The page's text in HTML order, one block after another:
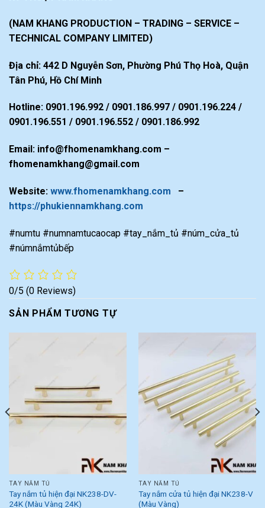
(NAM KHANG PRODUCTION – TRADING – SERVICE –
TECHNICAL COMPANY LIMITED)
Địa chỉ: 442 D Nguyễn Sơn, Phường Phú Thọ Hoà, Quận
Tân Phú, Hồ Chí Minh
Hotline: 0901.196.992 / 0901.186.997 / 0901.196.224 /
0901.196.551 / 0901.196.552 / 0901.186.992
Email: info@fhomenamkhang.com –
fhomenamkhang@gmail.com
Website: www.fhomenamkhang.com
–
https://phukiennamkhang.com
#numtu #numnamtucaocap #tay_nắm_tủ #núm_cửa_tủ
#númnắmtủbếp
0/5 (0 Reviews)
SẢN PHẨM TƯƠNG TỰ
TAY NẮM TỦ
Tay nắm tủ hiện đại NK238-DV-
24K (Màu Vàng 24K)
TAY NẮM TỦ
Tay nắm cửa tủ hiện đại NK238-V
(Màu Vàng)